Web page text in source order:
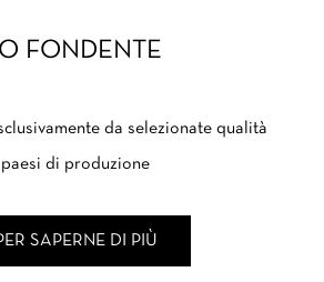
FONDENTE
da selezionate qualità
di produzione
SAPERNE DI PIÙ